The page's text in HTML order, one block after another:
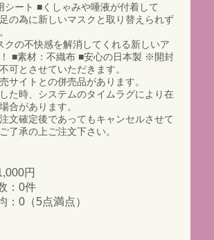
シート ■くしゃみや唾液が付着して
の為に新しいマスクと取り替えられず
クの不快感を解消してくれる新しいア
■素材：不織布 ■安心の日本製 ※開封
可とさせていただきます。
サイトとの併売品があります。
た時、システムのタイムラグにより在
合があります。
文確定後であってもキャンセルさせて
了承の上ご注文下さい。
円
：0件
：0（5点満点）